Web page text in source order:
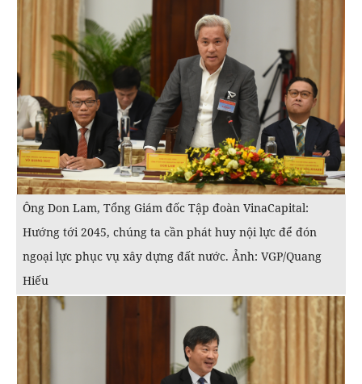
Ông Don Lam, Tổng Giám đốc Tập đoàn VinaCapital:
Hướng tới 2045, chúng ta cần phát huy nội lực để đón
ngoại lực phục vụ xây dựng đất nước. Ảnh: VGP/Quang
Hiếu